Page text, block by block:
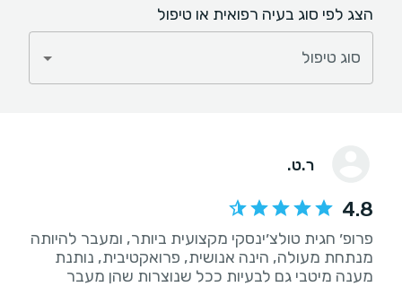
הצג לפי סוג בעיה רפואית או טיפול
סוג טיפול
ר.ט.
4.8
פרופ׳ חגית טולצ׳ינסקי מקצועית ביותר, ומעבר להיותה
מנתחת מעולה, הינה אנושית, פרואקטיבית, נותנת
מענה מיטבי גם לבעיות ככל שנוצרות שהן מעבר